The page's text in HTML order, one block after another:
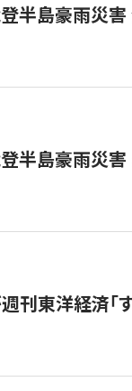
半島豪雨災害
半島豪雨災害
刊東洋経済